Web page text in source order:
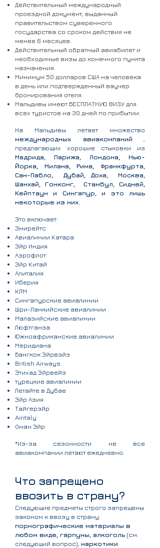
Действительный международный
проездной документ, выданный
правительством суверенного
государства со сроком действия не
менее 6 месяцев.
Действительный обратный авиабилет и
необходимые визы до конечного пункта
назначения.
Минимум 50 долларов США на человека
в день или подтвержденный ваучер
бронирования отеля.
Мальдивы имеют БЕСПЛАТНУЮ ВИЗУ для
всех туристов на 30 дней по прибытии.
На Мальдивы летает множество
международных авиакомпаний
предлагающих хорошие стыковки из
Мадрида, Парижа, Лондона, Нью-
Йорка, Милана, Рима, Франкфурта,
Сан-Пабло,
Дубай, Доха,
Москва,
Шанхай, Гонконг,
Стамбул, Сидней,
Кейптаун и Сингапур, и это лишь
некоторые из них.
Это включает:
Эмирейтс
Авиалинии Катара
Эйр Индия
Аэрофлот
Эйр Китай
Алиталия
Иберия
КЛМ
Сингапурские авиалинии
Шри-Ланкийские авиалинии
Малазийские авиалинии
Люфтганза
Южноафриканские авиалинии
Меридиана
Бангкок Эйрвэйз
British Airways
Этихад Эйрвейз
турецкие авиалинии
Летайте в Дубае
Эйр Азия
Тайгерэйр
Airitaly
Оман Эйр
*Из-за сезонности не все
авиакомпании летают ежедневно.
Что запрещено
ввозить в страну?
Следующие предметы строго запрещены
законом к ввозу в страну:
порнографические материалы в
любом виде, гарпуны, алкоголь (см.
следующий вопрос), наркотики